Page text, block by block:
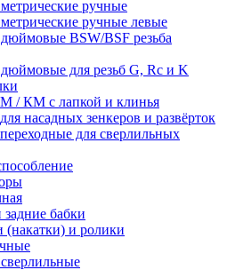
ручные
ручные левые
BSW/BSF резьба
для резьб G, Rc и K
/ КМ с лапкой и клинья
насадных зенкеров и развёрток
для сверлильных
бабки
(накатки) и ролики